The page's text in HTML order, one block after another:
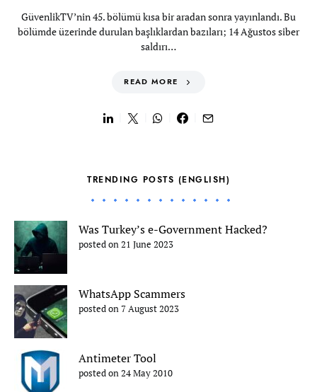
GüvenlikTV’nin 45. bölümü kısa bir aradan sonra yayınlandı. Bu
bölümde üzerinde durulan başlıklardan bazıları; 14 Ağustos siber
saldırı…
READ MORE
TRENDING POSTS (ENGLISH)
Was Turkey’s e-Government Hacked?
posted on 21 June 2023
WhatsApp Scammers
posted on 7 August 2023
Antimeter Tool
posted on 24 May 2010